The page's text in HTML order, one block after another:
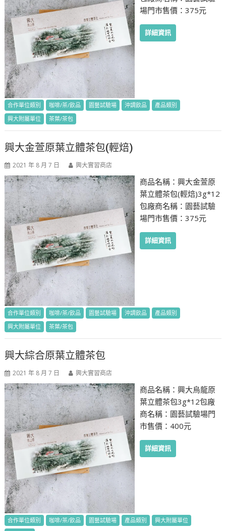
場門市售價：375元
詳細資訊
合作單位類別 咖啡/茶/飲品 園藝試驗場 沖調飲品
產品類別
興大附屬單位
茶葉/茶包
興大金萱原葉立體茶包(輕焙)
2021 年 8 月 7 日 興大實習商店
商品名稱：興大金萱原
葉立體茶包(輕焙)3g*12
包廠商名稱：園藝試驗
場門市售價：375元
詳細資訊
合作單位類別 咖啡/茶/飲品 園藝試驗場 沖調飲品
產品類別
興大附屬單位
茶葉/茶包
興大綜合原葉立體茶包
2021 年 8 月 7 日 興大實習商店
商品名稱：興大烏龍原
葉立體茶包3g*12包廠
商名稱：園藝試驗場門
市售價：400元
詳細資訊
合作單位類別 咖啡/茶/飲品 園藝試驗場 產品類別
興大附屬單位